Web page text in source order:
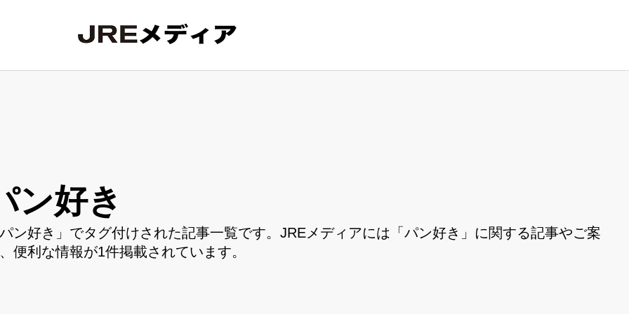
ン好き
ン好き」でタグ付けされた記事一覧です。JREメディアには「パン好き」に関する記事やご案
便利な情報が1件掲載されています。